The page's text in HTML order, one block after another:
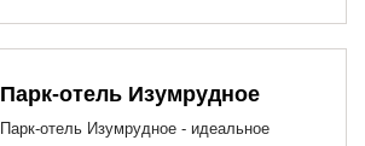
Парк-отель Изумрудное
Парк-отель Изумрудное - идеальное